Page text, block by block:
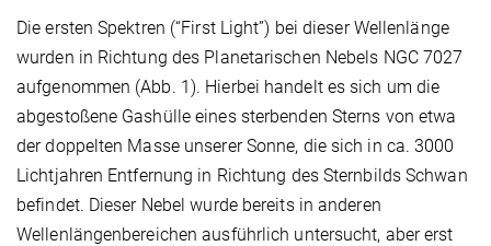
Die ersten Spektren (“First Light”) bei dieser Wellenlänge
wurden in Richtung des Planetarischen Nebels NGC 7027
aufgenommen (Abb. 1). Hierbei handelt es sich um die
abgestoßene Gashülle eines sterbenden Sterns von etwa
der doppelten Masse unserer Sonne, die sich in ca. 3000
Lichtjahren Entfernung in Richtung des Sternbilds Schwan
befindet. Dieser Nebel wurde bereits in anderen
Wellenlängenbereichen ausführlich untersucht, aber erst